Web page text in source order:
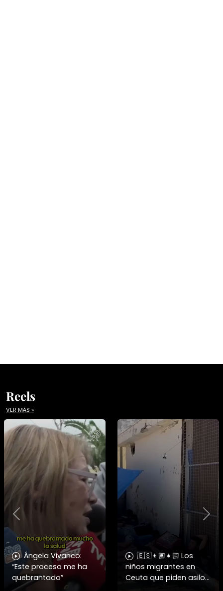
Reels
VER MÁS »
Ángela Vivanco:
“Este proceso me ha
quebrantado”
🇪🇸👦🏽👧🏻 Los
niños migrantes en
Ceuta que piden asilo
Previous